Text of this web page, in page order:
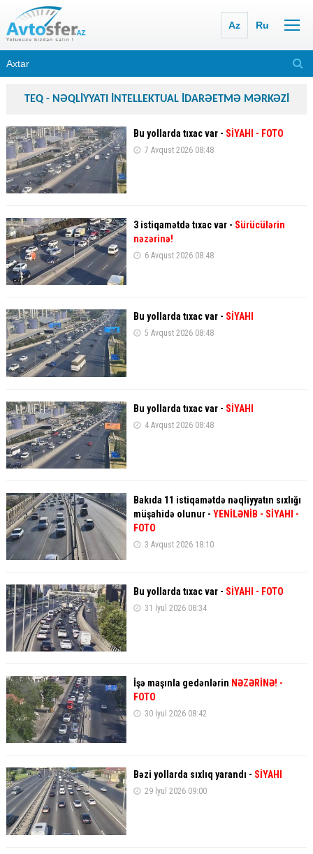
Az Ru
TEQ - NƏQLİYYATI İNTELLEKTUAL İDARƏETMƏ MƏRKƏZİ
Bu yollarda tıxac var - SİYAHI - FOTO
7 Avqust 2026 08:48
3 istiqamətdə tıxac var - Sürücülərin
nəzərinə!
6 Avqust 2026 08:48
Bu yollarda tıxac var - SİYAHI
5 Avqust 2026 08:48
Bu yollarda tıxac var - SİYAHI
4 Avqust 2026 08:48
Bakıda 11 istiqamətdə nəqliyyatın sıxlığı
müşahidə olunur - YENİLƏNİB - SİYAHI
-
FOTO
3 Avqust 2026 18:10
Bu yollarda tıxac var - SİYAHI - FOTO
31 İyul 2026 08:34
İşə maşınla gedənlərin NƏZƏRİNƏ! -
FOTO
30 İyul 2026 08:42
Bəzi yollarda sıxlıq yarandı - SİYAHI
29 İyul 2026 09:00